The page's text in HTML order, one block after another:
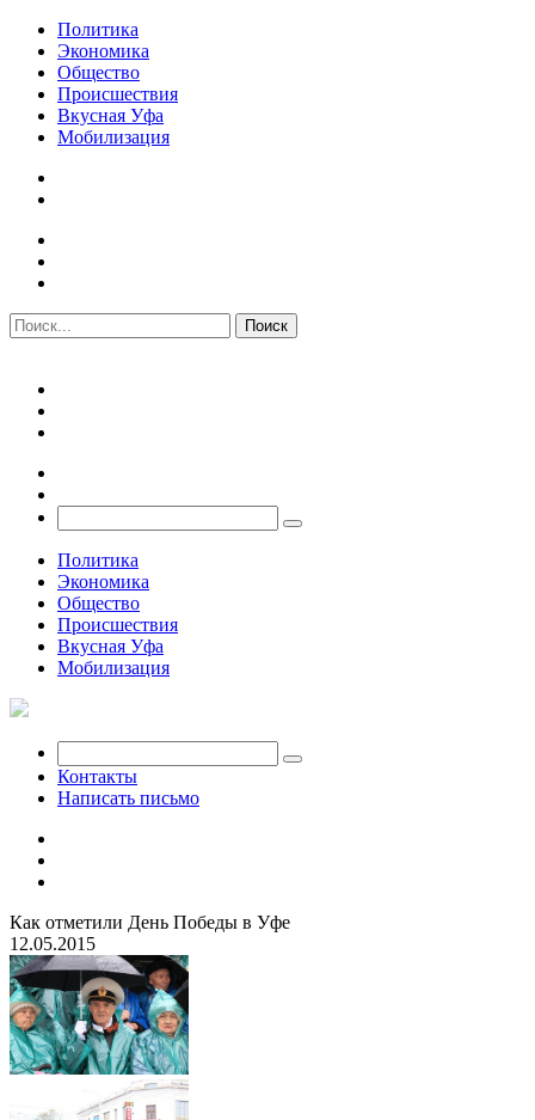
Политика
Экономика
Общество
Происшествия
Вкусная Уфа
Мобилизация
Политика
Экономика
Общество
Происшествия
Вкусная Уфа
Мобилизация
Контакты
Написать письмо
Как отметили День Победы в Уфе
12.05.2015